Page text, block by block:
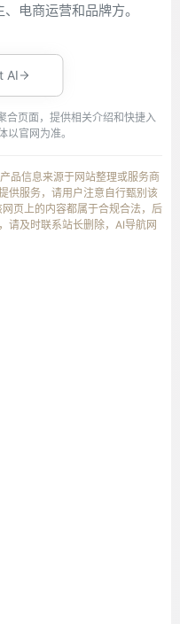
电商运营和品牌方。
AI
合页面，提供相关介绍和快捷入
以官网为准。
品信息来源于网站整理或服务商
供服务，请用户注意自行甄别该
页上的内容都属于合规合法，后
请及时联系站长删除，AI导航网